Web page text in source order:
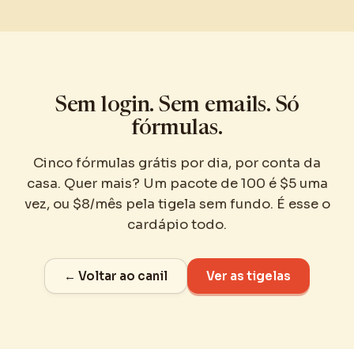
Sem login. Sem emails. Só
fórmulas.
Cinco fórmulas grátis por dia, por conta da
casa. Quer mais? Um pacote de 100 é $5 uma
vez, ou $8/mês pela tigela sem fundo. É esse o
cardápio todo.
← Voltar ao canil Ver as tigelas